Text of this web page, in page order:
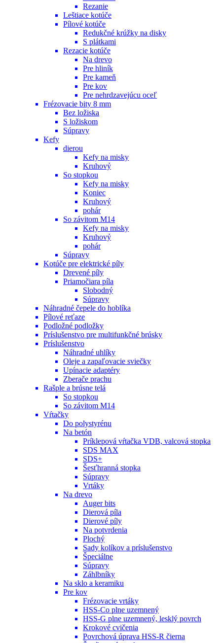
Rezanie
Leštiace kotúče
Pílové kotúče
Redukčné krúžky na disky
S plátkami
Rezacie kotúče
Na drevo
Pre hliník
Pre kameň
Pre kov
Pre nehrdzavejúcu oceľ
Frézovacie bity 8 mm
Bez ložiska
S ložiskom
Súpravy
Kefy
dierou
Kefy na misky
Kruhový
So stopkou
Kefy na misky
Koniec
Kruhový
pohár
So závitom M14
Kefy na misky
Kruhový
pohár
Súpravy
Kotúče pre elektrické píly
Drevené píly
Priamočiara píla
Slobodný
Súpravy
Náhradné čepele do hoblíka
Pílové reťaze
Podložné podložky
Príslušenstvo pre multifunkčné brúsky
Príslušenstvo
Náhradné uhlíky
Oleje a zapaľovacie sviečky
Upínacie adaptéry
Zberače prachu
Rašple a brúsne telá
So stopkou
So závitom M14
Vŕtačky
Do polystyrénu
Na betón
Príklepová vŕtačka VDB, valcová stopka
SDS MAX
SDS+
Šesťhranná stopka
Súpravy
Vrtáky
Na drevo
Auger bits
Dierová píla
Dierové píly
Na potvrdenia
Plochý
Sady kolíkov a príslušenstvo
Špeciálne
Súpravy
Záhlbníky
Na sklo a keramiku
Pre kov
Frézovacie vrtáky
HSS-Co plne uzemnený
HSS-G plne uzemnený, lesklý povrch
Krokové cvičenia
Povrchová úprava HSS-R čierna